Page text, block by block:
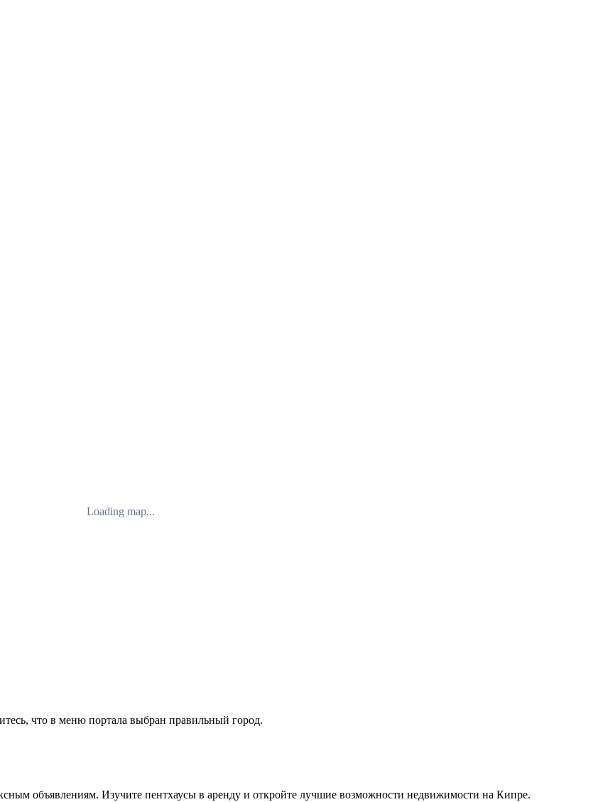
Loading map...
что в меню портала выбран правильный город.
объявлениям. Изучите пентхаусы в аренду и откройте лучшие возможности недвижимости на Кипре.